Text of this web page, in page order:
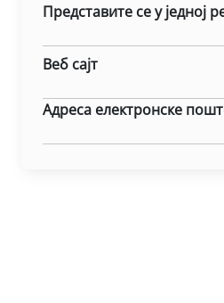
Представите се у једној
Веб сајт
Адреса електронске